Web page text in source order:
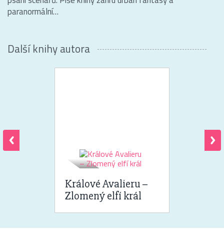
paranormální…
Další knihy autora
Králové Avalieru –
Zlomený elfí král